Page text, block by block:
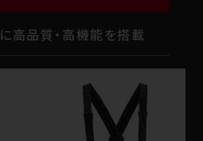
高品質・高機能を搭載